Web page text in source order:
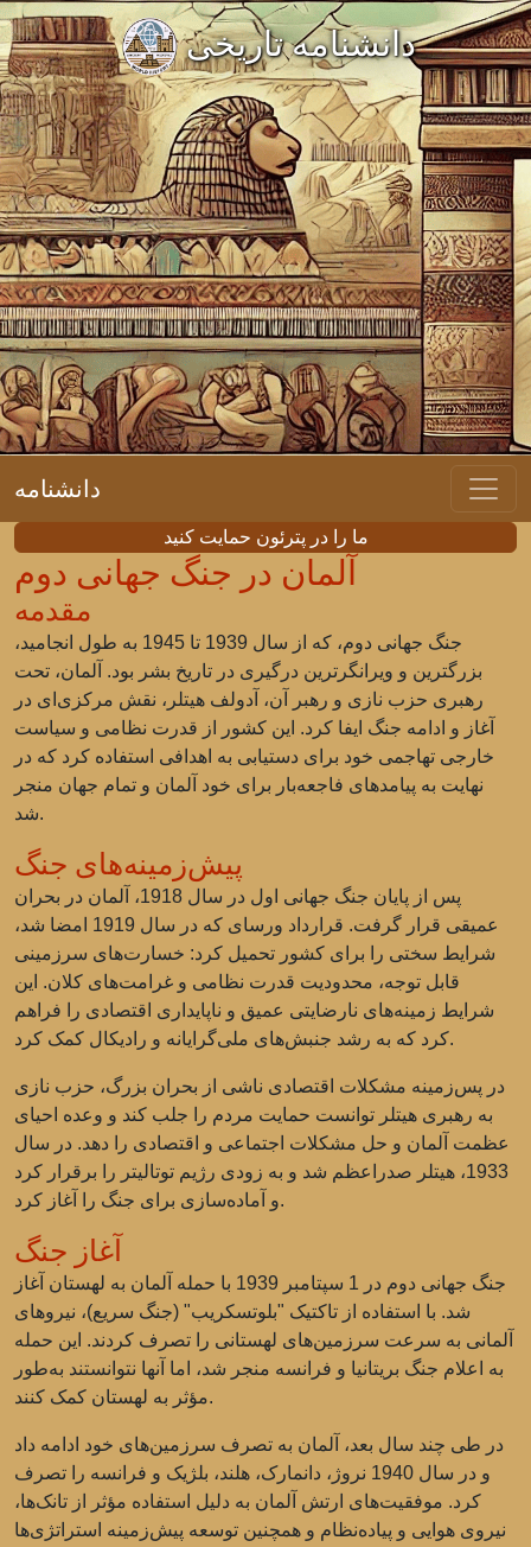
دانشنامه تاریخی
دانشنامه
ما را در پترئون حمایت کنید
آلمان در جنگ جهانی دوم
مقدمه
جنگ جهانی دوم، که از سال 1939 تا 1945 به طول انجامید،
بزرگترین و ویرانگرترین درگیری در تاریخ بشر بود. آلمان، تحت
رهبری حزب نازی و رهبر آن، آدولف هیتلر، نقش مرکزی‌ای در
آغاز و ادامه جنگ ایفا کرد. این کشور از قدرت نظامی و سیاست
خارجی تهاجمی خود برای دستیابی به اهدافی استفاده کرد که در
نهایت به پیامدهای فاجعه‌بار برای خود آلمان و تمام جهان منجر
شد.
پیش‌زمینه‌های جنگ
پس از پایان جنگ جهانی اول در سال 1918، آلمان در بحران
عمیقی قرار گرفت. قرارداد ورسای که در سال 1919 امضا شد،
شرایط سختی را برای کشور تحمیل کرد: خسارت‌های سرزمینی
قابل توجه، محدودیت قدرت نظامی و غرامت‌های کلان. این
شرایط زمینه‌های نارضایتی عمیق و ناپایداری اقتصادی را فراهم
کرد که به رشد جنبش‌های ملی‌گرایانه و رادیکال کمک کرد.
در پس‌زمینه مشکلات اقتصادی ناشی از بحران بزرگ، حزب نازی
به رهبری هیتلر توانست حمایت مردم را جلب کند و وعده احیای
عظمت آلمان و حل مشکلات اجتماعی و اقتصادی را دهد. در سال
1933، هیتلر صدراعظم شد و به زودی رژیم توتالیتر را برقرار کرد
و آماده‌سازی برای جنگ را آغاز کرد.
آغاز جنگ
جنگ جهانی دوم در 1 سپتامبر 1939 با حمله آلمان به لهستان آغاز
شد. با استفاده از تاکتیک "بلوتسکریب" (جنگ سریع)، نیروهای
آلمانی به سرعت سرزمین‌های لهستانی را تصرف کردند. این حمله
به اعلام جنگ بریتانیا و فرانسه منجر شد، اما آنها نتوانستند به‌طور
مؤثر به لهستان کمک کنند.
در طی چند سال بعد، آلمان به تصرف سرزمین‌های خود ادامه داد
و در سال 1940 نروژ، دانمارک، هلند، بلژیک و فرانسه را تصرف
کرد. موفقیت‌های ارتش آلمان به دلیل استفاده مؤثر از تانک‌ها،
نیروی هوایی و پیاده‌نظام و همچنین توسعه پیش‌زمینه استراتژی‌ها